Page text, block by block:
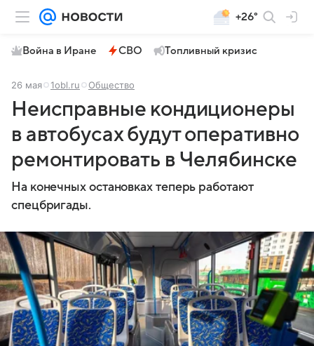
+26°
Война в Иране СВО Топливный кризис
26 мая 1obl.ru Общество
Неисправные кондиционеры
в автобусах будут оперативно
ремонтировать в Челябинске
На конечных остановках теперь работают
спецбригады.